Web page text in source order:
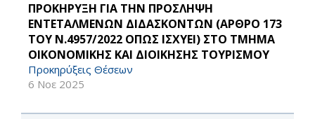
ΠΡΟΚΗΡΥΞΗ ΓΙΑ ΤΗΝ ΠΡΟΣΛΗΨΗ
ΕΝΤΕΤΑΛΜΕΝΩΝ ΔΙΔΑΣΚΟΝΤΩΝ (ΑΡΘΡΟ 173
ΤΟΥ Ν.4957/2022 ΟΠΩΣ ΙΣΧΥΕΙ) ΣΤΟ ΤΜΗΜΑ
ΟΙΚΟΝΟΜΙΚΗΣ ΚΑΙ ΔΙΟΙΚΗΣΗΣ ΤΟΥΡΙΣΜΟΥ
Προκηρύξεις Θέσεων
6 Νοε 2025